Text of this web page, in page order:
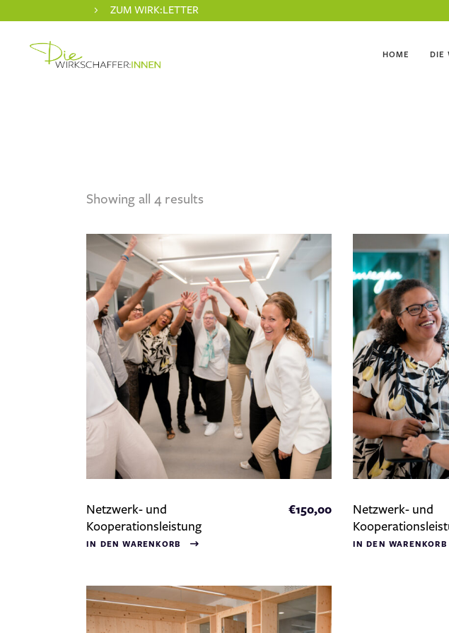
ZUM WIRK:LETTER
HOME DIE
Showing all 4 results
Netzwerk- und
Kooperationsleistung
€150,00
IN DEN WARENKORB
Netzwerk- und
IN DEN WARENKORB